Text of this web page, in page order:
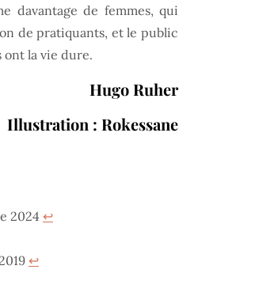
davantage de femmes, qui
de pratiquants, et le public
ont la vie dure.
Hugo Ruher
Illustration : Rokessane
2024 ↩︎
↩︎